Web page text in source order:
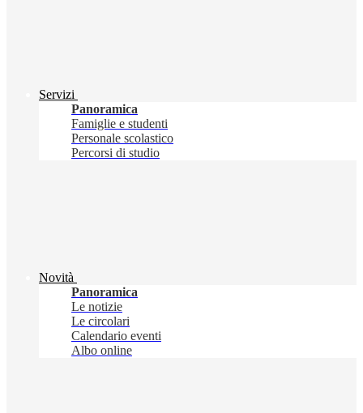
Servizi
Panoramica
Famiglie e studenti
Personale scolastico
Percorsi di studio
Novità
Panoramica
Le notizie
Le circolari
Calendario eventi
Albo online